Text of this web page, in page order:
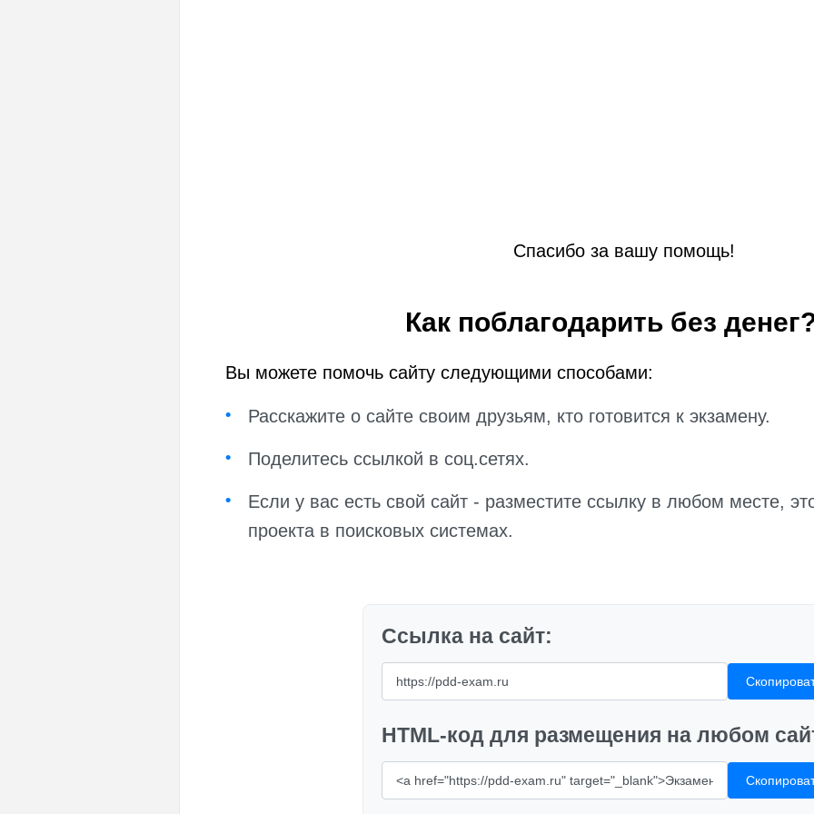
Спасибо за вашу помощь!
Как поблагодарить без
Вы можете помочь сайту следующими способами:
Расскажите о сайте своим друзьям, кто готовится к экзамену.
Поделитесь ссылкой в соц.сетях.
Если у вас есть свой сайт - разместите ссылку в любом месте,
проекта в поисковых системах.
Ссылка на сайт:
HTML-код для размещения на любом